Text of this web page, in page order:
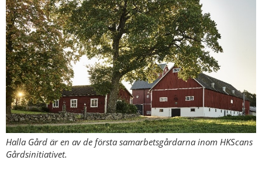
Halla Gård är en av de första samarbetsgårdarna inom HKScans
Gårdsinitiativet.